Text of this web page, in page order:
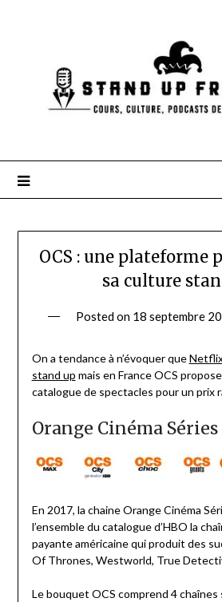
OCS : une plateforme
sa culture
Posted on 18 septembre
On a tendance à n’évoquer que
stand up mais en France OCS
catalogue de spectacles pour un prix
Orange Cinéma Séries
En 2017, la chaine Orange Cinéma
l’ensemble du catalogue d’HBO la
payante américaine qui produit des
Of Thrones, Westworld, True
Le bouquet OCS comprend 4 chaînes